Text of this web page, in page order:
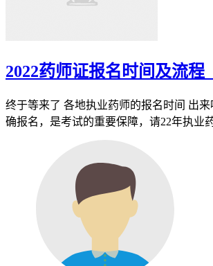
2022药师证报名时间及流程
终于等来了 各地执业药师的报名时间 出
确报名，是考试的重要保障，请22年执业